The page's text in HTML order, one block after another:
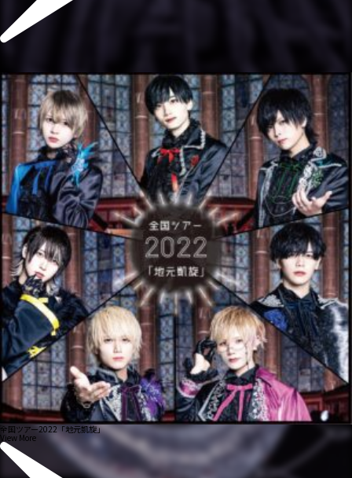
全国ツアー2022「地元凱旋」
View More